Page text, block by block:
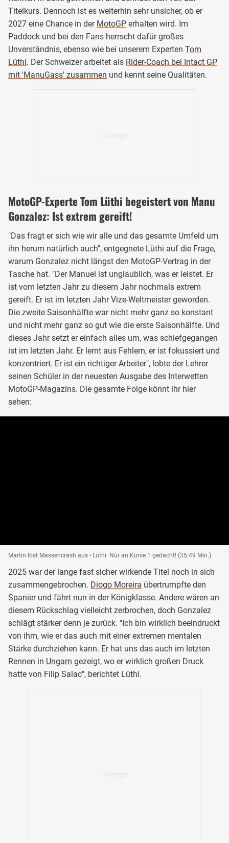
Titelkurs. Dennoch ist es weiterhin sehr unsicher, ob er
2027 eine Chance in der MotoGP erhalten wird. Im
Paddock und bei den Fans herrscht dafür großes
Unverständnis, ebenso wie bei unserem Experten Tom
Lüthi. Der Schweizer arbeitet als Rider-Coach bei Intact GP
mit 'ManuGass' zusammen und kennt seine Qualitäten.
MotoGP-Experte Tom Lüthi begeistert von Manu
Gonzalez: Ist extrem gereift!
"Das fragt er sich wie wir alle und das gesamte Umfeld um
ihn herum natürlich auch", entgegnete Lüthi auf die Frage,
warum Gonzalez nicht längst den MotoGP-Vertrag in der
Tasche hat. "Der Manuel ist unglaublich, was er leistet. Er
ist vom letzten Jahr zu diesem Jahr nochmals extrem
gereift. Er ist im letzten Jahr Vize-Weltmeister geworden.
Die zweite Saisonhälfte war nicht mehr ganz so konstant
und nicht mehr ganz so gut wie die erste Saisonhälfte. Und
dieses Jahr setzt er einfach alles um, was schiefgegangen
ist im letzten Jahr. Er lernt aus Fehlern, er ist fokussiert und
konzentriert. Er ist ein richtiger Arbeiter", lobte der Lehrer
seinen Schüler in der neuesten Ausgabe des Interwetten
MotoGP-Magazins. Die gesamte Folge könnt ihr hier
sehen:
Martin löst Massencrash aus - Lüthi: Nur an Kurve 1 gedacht! (35:49 Min.)
2025 war der lange fast sicher wirkende Titel noch in sich
zusammengebrochen. Diogo Moreira übertrumpfte den
Spanier und fährt nun in der Königklasse. Andere wären an
diesem Rückschlag vielleicht zerbrochen, doch Gonzalez
schlägt stärker denn je zurück. "Ich bin wirklich beeindruckt
von ihm, wie er das auch mit einer extremen mentalen
Stärke durchziehen kann. Er hat uns das auch im letzten
Rennen in Ungarn gezeigt, wo er wirklich großen Druck
hatte von Filip Salac", berichtet Lüthi.